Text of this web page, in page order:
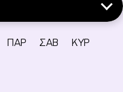
ΠΑΡ ΣΑΒ ΚΥΡ